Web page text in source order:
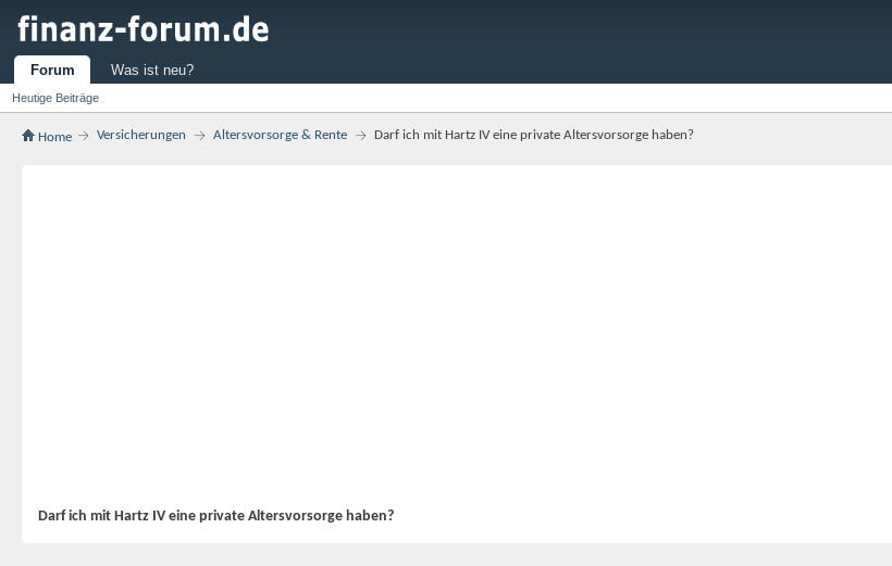
Forum
Heutige Beiträge
Was ist neu?
Home Versicherungen Altersvorsorge & Rente Darf ich mit Hartz IV eine private Altersvorsorge haben?
Darf ich mit Hartz IV eine private Altersvorsorge haben?